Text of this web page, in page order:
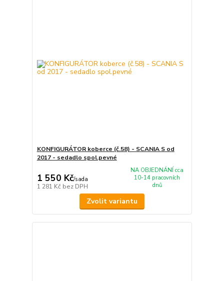
KONFIGURÁTOR koberce (č.58) - SCANIA S od
2017 - sedadlo spol.pevné
1 550 Kč/sada
1 281 Kč bez DPH
NA OBJEDNÁNÍ cca
10-14 pracovních
dnů
Zvolit variantu